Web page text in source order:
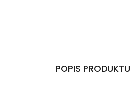
POPIS PRODUKTU